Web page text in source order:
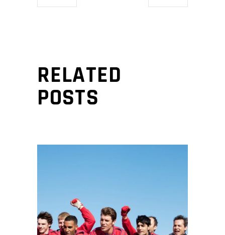
RELATED
POSTS